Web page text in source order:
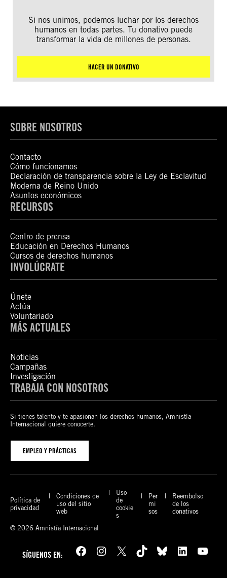
Si nos unimos, podemos luchar por los derechos
humanos en todas partes. Tu donativo puede
transformar la vida de millones de personas.
HACER UN DONATIVO
SOBRE NOSOTROS
Contacto
Cómo funcionamos
Declaración de transparencia sobre la Ley de Esclavitud
Moderna de Reino Unido
Asuntos económicos
RECURSOS
Centro de prensa
Educación en Derechos Humanos
Cursos de derechos humanos
INVOLÚCRATE
Únete
Actúa
Voluntariado
MÁS ACTUALES
Noticias
Campañas
Investigación
TRABAJA CON NOSOTROS
Si tienes talento y te apasionan los derechos humanos, Amnistía
Internacional quiere conocerte.
EMPLEO Y PRÁCTICAS
Política de
privacidad
Condiciones de
uso del sitio
web
Uso
de
cookie
s
Per
mi
sos
Reembolso
de los
donativos
© 2026 Amnistía Internacional
SÍGUENOS EN: Facebook Instagram X TikTok Bluesky LinkedIn YouTube